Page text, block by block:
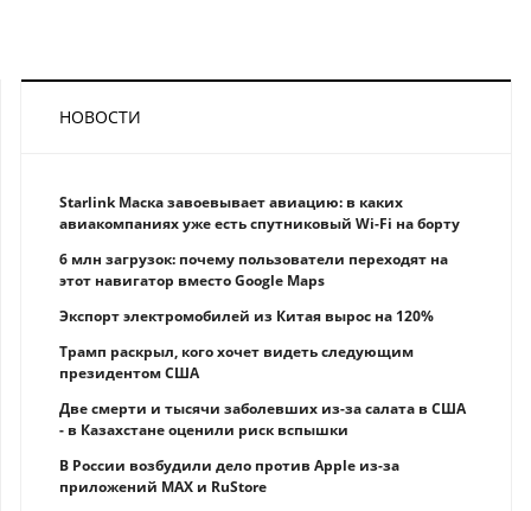
НОВОСТИ
Starlink Маска завоевывает авиацию: в каких
авиакомпаниях уже есть спутниковый Wi-Fi на борту
6 млн загрузок: почему пользователи переходят на
этот навигатор вместо Google Maps
Экспорт электромобилей из Китая вырос на 120%
Трамп раскрыл, кого хочет видеть следующим
президентом США
Две смерти и тысячи заболевших из-за салата в США
- в Казахстане оценили риск вспышки
В России возбудили дело против Apple из-за
приложений MAX и RuStore